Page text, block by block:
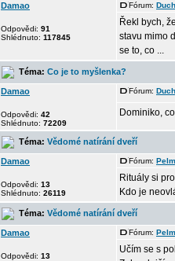
Damao
Odpovědi: 91
Shlédnuto: 117845
Fórum:
Řekl bych,
stavu mimo
se to, co ...
Téma: Co je to myšlenka?
Damao
Odpovědi: 42
Shlédnuto: 72209
Fórum:
Dominiko,
Téma: Vědomé natírání dveří
Damao
Odpovědi: 13
Shlédnuto: 26119
Fórum:
Rituály si
Kdo je
Téma: Vědomé natírání dveří
Damao
Odpovědi: 13
Fórum:
Učím se s